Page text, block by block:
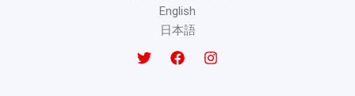
English
日本語